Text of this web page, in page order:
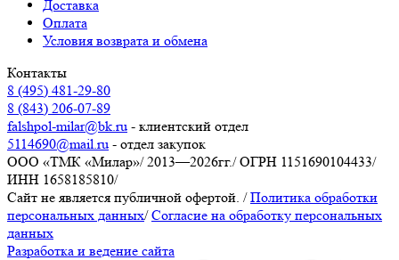
Доставка
Оплата
Условия возврата и обмена
Контакты
8 (495) 481-29-80
8 (843) 206-07-89
falshpol-milar@bk.ru - клиентский отдел
5114690@mail.ru - отдел закупок
ООО «ТМК «Милар»/ 2013—2026гг./ОГРН 1151690104433/
ИНН 1658185810/
Сайт не является публичной офертой. / Политика обработки
персональных данных/ Согласие на обработку персональных
данных
Разработка и ведение сайта